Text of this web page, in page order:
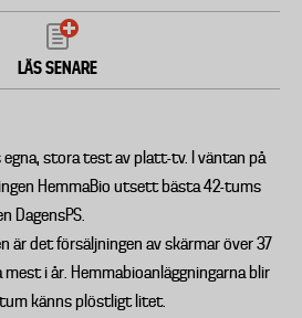
LÄS SENARE
egna, stora test av platt-tv. I väntan på
HemmaBio utsett bästa 42-tums
DagensPS.
är det försäljningen av skärmar över 37
i år. Hemmabioanläggningarna blir
känns plöstligt litet.